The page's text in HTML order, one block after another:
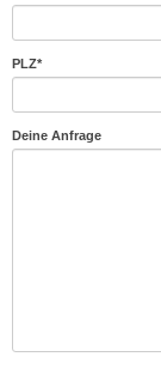
PLZ*
Deine Anfrage